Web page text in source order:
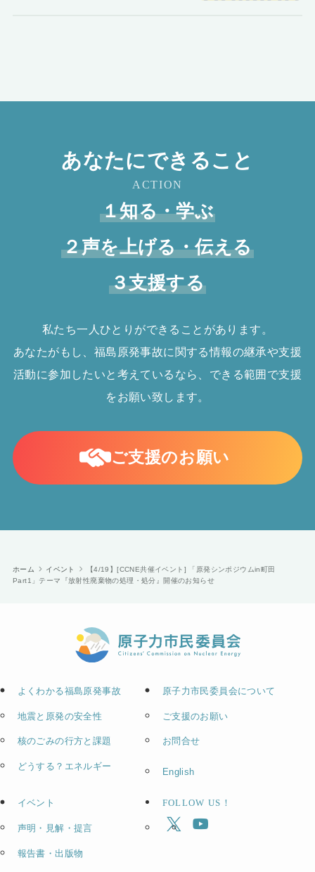
あなたにできること
ACTION
１知る・学ぶ
２声を上げる・伝える
３支援する
私たち一人ひとりができることがあります。
あなたがもし、福島原発事故に関する情報の継承や支援
活動に参加したいと考えているなら、できる範囲で支援
をお願い致します。
ご支援のお願い
ホーム イベント
【4/19】[CCNE共催イベント] 「原発シンポジウムin町田
Part1」テーマ『放射性廃棄物の処理・処分』開催のお知らせ
よくわかる福島原発事故
地震と原発の安全性
核のごみの行方と課題
どうする？エネルギー
イベント
声明・見解・提言
報告書・出版物
原子力市民委員会について
ご支援のお願い
お問合せ
English
FOLLOW US！